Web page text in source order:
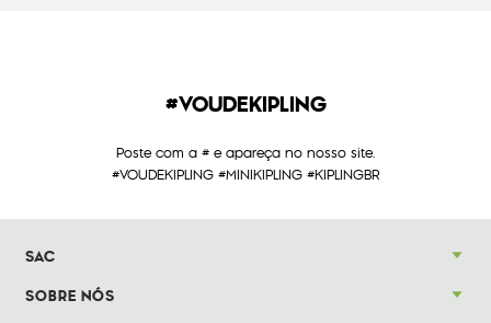
#VOUDEKIPLING
Poste com a # e apareça no nosso site.
#VOUDEKIPLING #MINIKIPLING #KIPLINGBR
SAC
SOBRE NÓS